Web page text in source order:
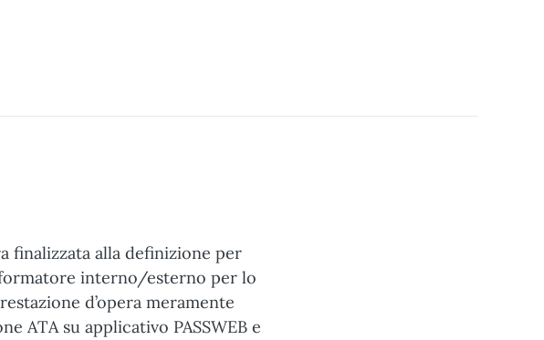
finalizzata alla definizione per
interno/esterno per lo
d’opera meramente
ATA su applicativo PASSWEB e